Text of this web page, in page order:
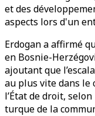
et des
aspects lors d'un
Erdogan a affirmé
en Bosnie-
ajoutant que
au plus vite dans le
l’État de droit,
turque de la